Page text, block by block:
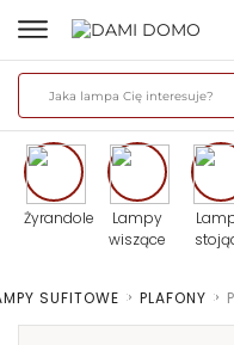
Żyrandole
Lampy
wiszące
SUFITOWE > PLAFONY >